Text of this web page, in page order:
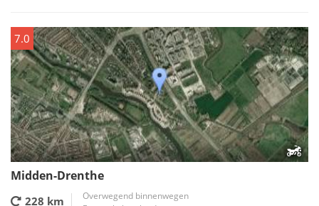
7.0
Midden-Drenthe
228 km
Overwegend binnenwegen